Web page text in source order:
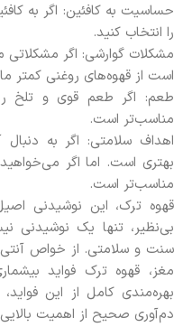
حساسیت به کافئین: اگر به
را انتخاب کنید.
مشکلات گوارشی: اگر مشکلاتی
است از قهوه‌های روغنی کمتر
طعم: اگر طعم قوی و تلخ
مناسب‌تر است.
اهداف سلامتی: اگر به
بهتری است. اما اگر
مناسب‌تر است.
قهوه ترک، این نوشیدنی
بی‌نظیر، تنها یک نوشیدنی
سنت و سلامتی. از خواص
مغز، قهوه ترک فواید
بهره‌مندی کامل از این
دم‌آوری صحیح از اهمیت